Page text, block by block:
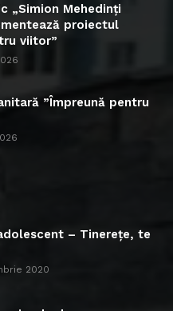
„Simion Mehedinți
proiectul
viitor”
”Împreună pentru
– Tinerețe, te
2020